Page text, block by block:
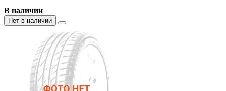
В наличии
Нет в наличии